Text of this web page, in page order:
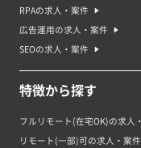
RPAの求人・案件
広告運用の求人・案件
SEOの求人・案件
特徴から探す
フルリモート(在宅OK)の求人
リモート(一部)可の求人・案件